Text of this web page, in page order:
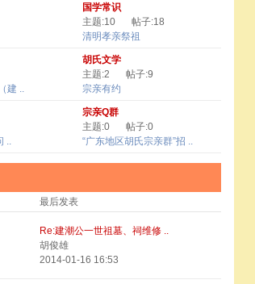
国学常识
主题:10
帖子:18
清明孝亲祭祖
建 ..
胡氏文学
主题:2
帖子:9
宗亲有约
..
宗亲Q群
主题:0
帖子:0
“广东地区胡氏宗亲群”招 ..
最后发表
Re:建潮公一世祖墓、祠维修 ..
胡俊雄
2014-01-16 16:53